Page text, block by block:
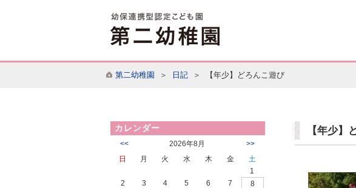
第二幼稚園 ＞ 日記＞ 【年少】どろんこ遊び
カレンダー
<< 2026年8月 >>
日 月 火 水 木 金
土
1
2
3 4 5 6 7
8
【年少】